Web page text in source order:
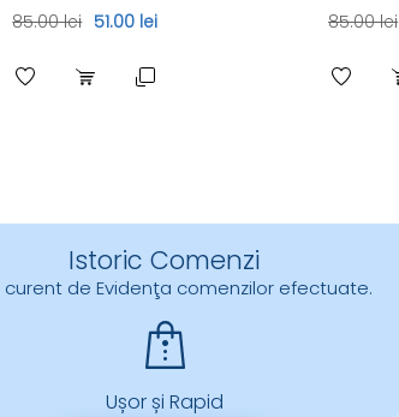
85.00 lei 51.00 lei 85.00 lei
Istoric Comenzi
curent de Evidenţa comenzilor efectuate.
Ușor și Rapid